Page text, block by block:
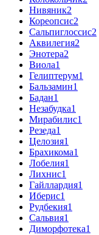
Нивяник2
Кореопсис2
Сальпиглоссис2
Аквилегия2
Энотера2
Виола1
Гелиптерум1
Бальзамин1
Бадан1
Незабудка1
Мирабилис1
Резеда1
Целозия1
Брахикома1
Лобелия1
Лихнис1
Гайллардия1
Иберис1
Рудбекия1
Сальвия1
Диморфотека1